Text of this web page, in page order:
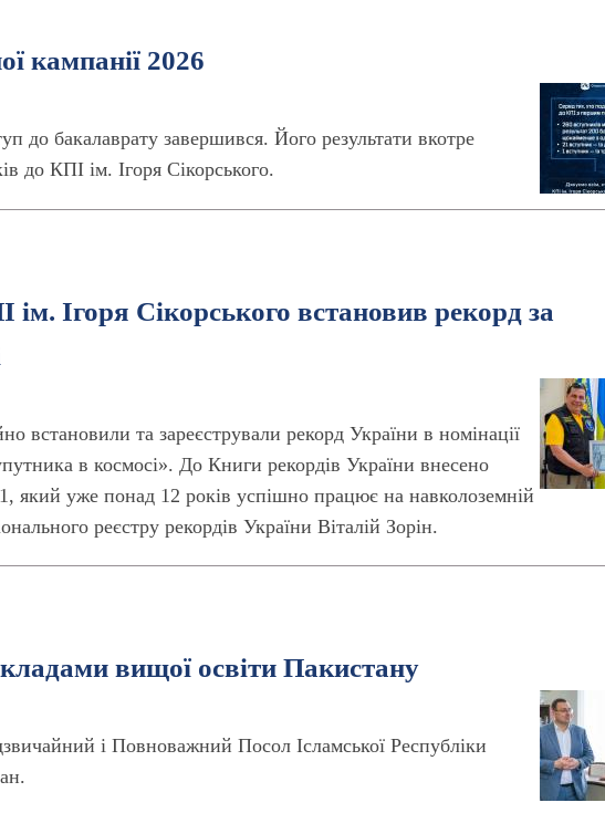
кампанії 2026
до бакалаврату завершився. Його результати вкотре
до КПІ ім. Ігоря Сікорського.
Ігоря Сікорського встановив рекорд за
встановили та зареєстрували рекорд України в номінації
в космосі». До Книги рекордів України внесено
який уже понад 12 років успішно працює на навколоземній
реєстру рекордів України Віталій Зорін.
вищої освіти Пакистану
і Повноважний Посол Ісламської Республіки